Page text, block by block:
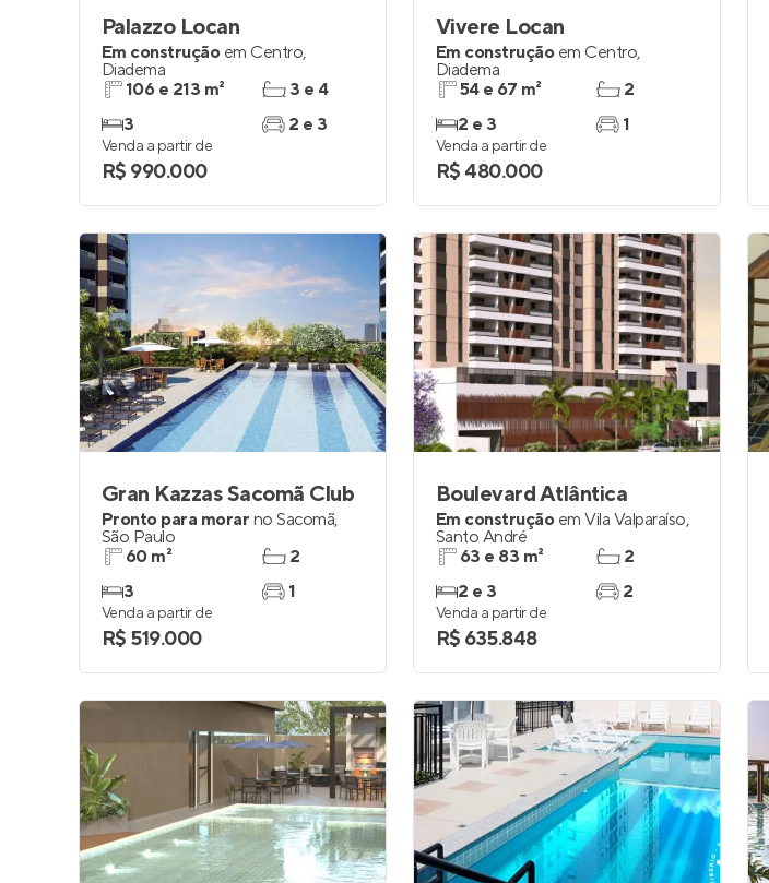
Palazzo Locan
Em construção em Centro,
Diadema
106 e 213 m²
3
3 e 4
2 e 3
Venda a partir de
R$ 990.000
Vivere Locan
Em construção em Centro,
Diadema
54 e 67 m²
2 e 3
2
1
Venda a partir de
R$ 480.000
Gran Kazzas Sacomã Club
Pronto para morar no Sacomã,
São Paulo
60 m²
3
2
1
Venda a partir de
R$ 519.000
Boulevard Atlântica
Em construção em Vila Valparaíso,
Santo André
63 e 83 m²
2 e 3
2
2
Venda a partir de
R$ 635.848